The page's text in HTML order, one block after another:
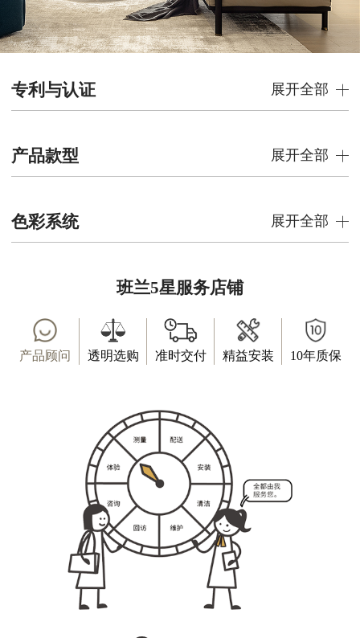
专利与认证 展开全部
产品款型 展开全部
色彩系统 展开全部
班兰5星服务店铺
产品顾问 透明选购 准时交付 精益安装 10年质保